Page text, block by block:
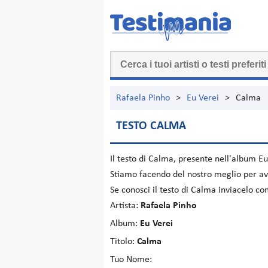
Rafaela Pinho > Eu Verei > Calma
TESTO CALMA
Il testo di Calma, presente nell'album
Stiamo facendo del nostro meglio per
Se conosci il testo di Calma inviacelo
Artista: Rafaela Pinho
Album: Eu Verei
Titolo: Calma
Tuo Nome: